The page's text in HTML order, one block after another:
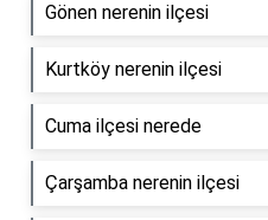
Gönen nerenin ilçesi
Kurtköy nerenin ilçesi
Cuma ilçesi nerede
Çarşamba nerenin ilçesi